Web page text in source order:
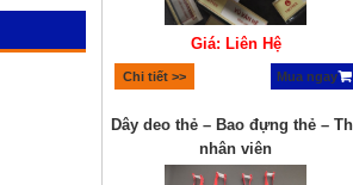
Dây deo thẻ – Bao đựng thẻ – Thẻ
nhân viên